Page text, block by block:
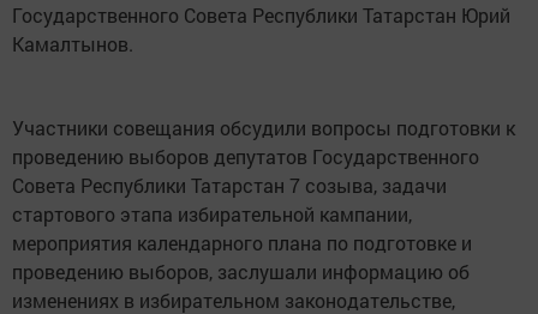
Государственного Совета Республики Татарстан Юрий
Камалтынов.
Участники совещания обсудили вопросы подготовки к
проведению выборов депутатов Государственного
Совета Республики Татарстан 7 созыва, задачи
стартового этапа избирательной кампании,
мероприятия календарного плана по подготовке и
проведению выборов, заслушали информацию об
изменениях в избирательном законодательстве,